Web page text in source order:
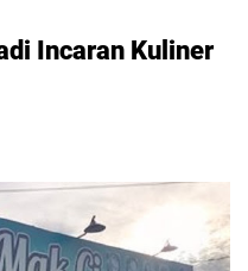
Incaran Kuliner